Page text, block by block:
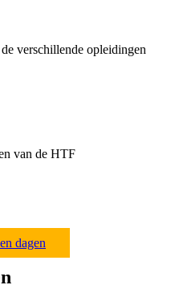
verschillende opleidingen
van de HTF
dagen